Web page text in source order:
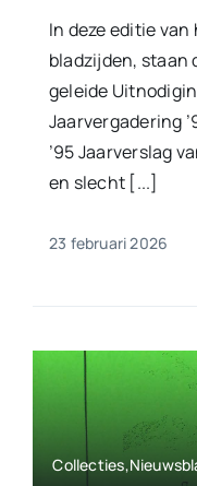
In deze editie
bladzijden, staan
geleide
Jaarvergadering
’95 Jaarverslag
en slecht [...]
23 februari 2026